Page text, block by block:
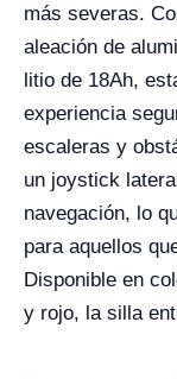
más severas.
aleación de
litio de 18Ah,
experiencia
escaleras y
un joystick
navegación, lo
para aquellos
Disponible en
y rojo, la silla